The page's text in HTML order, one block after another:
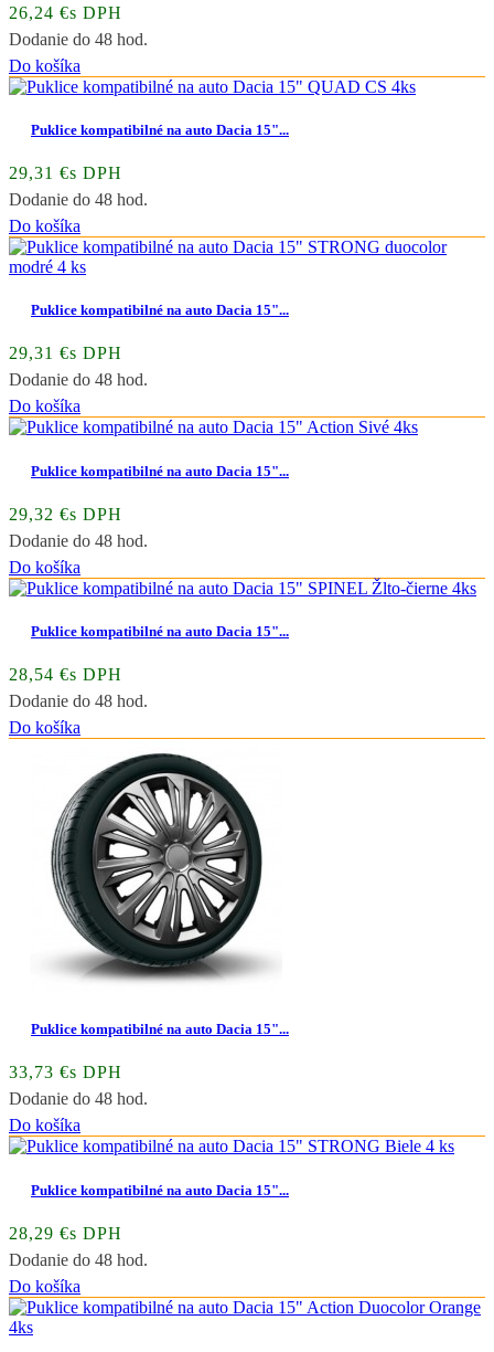
26,24 €s DPH
Dodanie do 48 hod.
Do košíka
Puklice kompatibilné na auto Dacia 15"...
29,31 €s DPH
Dodanie do 48 hod.
Do košíka
Puklice kompatibilné na auto Dacia 15"...
29,31 €s DPH
Dodanie do 48 hod.
Do košíka
Puklice kompatibilné na auto Dacia 15"...
29,32 €s DPH
Dodanie do 48 hod.
Do košíka
Puklice kompatibilné na auto Dacia 15"...
28,54 €s DPH
Dodanie do 48 hod.
Do košíka
Puklice kompatibilné na auto Dacia 15"...
33,73 €s DPH
Dodanie do 48 hod.
Do košíka
Puklice kompatibilné na auto Dacia 15"...
28,29 €s DPH
Dodanie do 48 hod.
Do košíka